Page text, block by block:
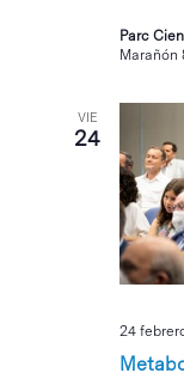
Parc
Marañón
VIE
24
24